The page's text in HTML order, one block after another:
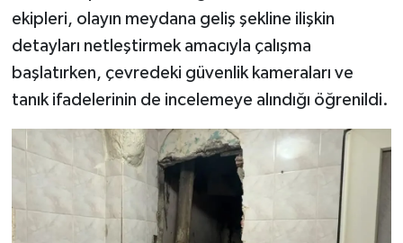
ekipleri, olayın meydana geliş şekline ilişkin
detayları netleştirmek amacıyla çalışma
başlatırken, çevredeki güvenlik kameraları ve
tanık ifadelerinin de incelemeye alındığı öğrenildi.